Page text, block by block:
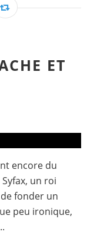
ET
encore du
un roi
fonder un
peu ironique,